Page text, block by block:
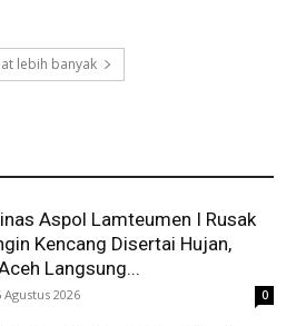
lebih banyak
Aspol Lamteumen I Rusak
Kencang Disertai Hujan,
Langsung...
Agustus 2026 0